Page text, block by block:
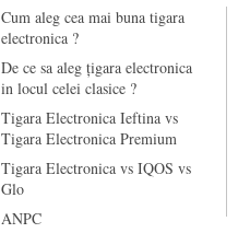
Cum aleg cea mai buna tigara
electronica ?
De ce sa aleg țigara electronica
in locul celei clasice ?
Tigara Electronica Ieftina vs
Tigara Electronica Premium
Tigara Electronica vs IQOS vs
Glo
ANPC